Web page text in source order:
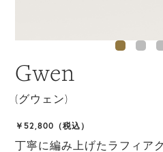
Gwen
(グウェン)
￥52,800（税込）
丁寧に編み上げたラフィア